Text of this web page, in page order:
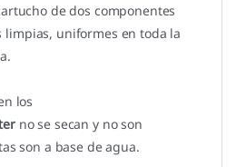
de dos componentes
limpias, uniformes en toda la
los
no se secan y no son
son a base de agua.